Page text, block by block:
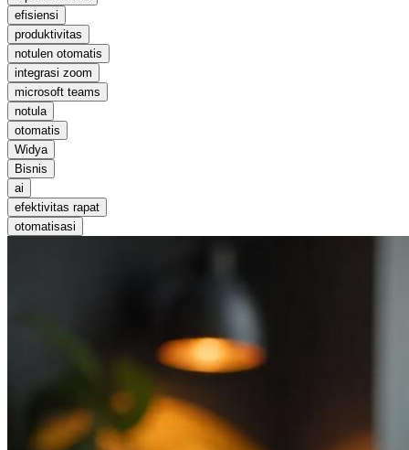
efisiensi
produktivitas
notulen otomatis
integrasi zoom
microsoft teams
notula
otomatis
Widya
Bisnis
ai
efektivitas rapat
otomatisasi